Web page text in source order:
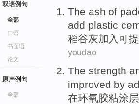
双语例句
全部
口语
书面语
论文
原声例句
全部
The ash of
add plastic
稻谷灰加入可
youdao
The strength
improved by
在环氧胶粘涂层